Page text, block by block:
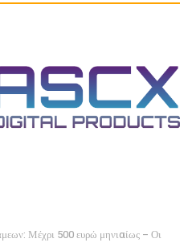
Μέχρι 500 ευρώ μηνιαίως – Οι